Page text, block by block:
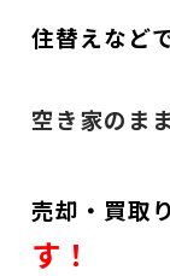
住替えなど
空き家のま
売却・買取
す！